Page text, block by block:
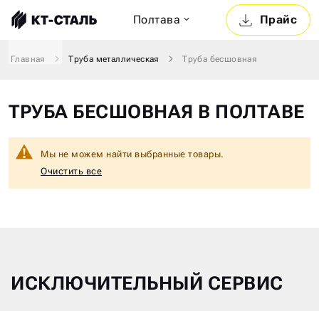
Прайс
Полтава
Главная Труба металлическая Труба бесшовная
ТРУБА БЕСШОВНАЯ В ПОЛТАВЕ
Мы не можем найти выбранные товары.
Очистить все
ИСКЛЮЧИТЕЛЬНЫЙ СЕРВИС